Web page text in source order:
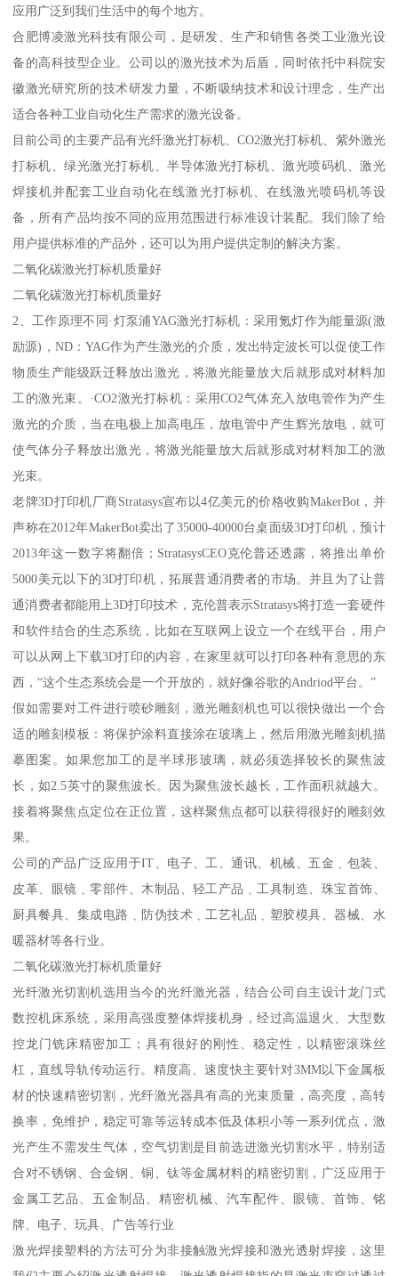
应用广泛到我们生活中的每个地方。
合肥博凌激光科技有限公司，是研发、生产和销售各类工业激光设
备的高科技型企业。公司以的激光技术为后盾，同时依托中科院安
徽激光研究所的技术研发力量，不断吸纳技术和设计理念，生产出
适合各种工业自动化生产需求的激光设备。
目前公司的主要产品有光纤激光打标机、CO2激光打标机、紫外激光
打标机、绿光激光打标机、半导体激光打标机、激光喷码机、激光
焊接机并配套工业自动化在线激光打标机、在线激光喷码机等设
备，所有产品均按不同的应用范围进行标准设计装配。我们除了给
用户提供标准的产品外，还可以为用户提供定制的解决方案。
二氧化碳激光打标机质量好
二氧化碳激光打标机质量好
2、工作原理不同·灯泵浦YAG激光打标机：采用氪灯作为能量源(激
励源)，ND：YAG作为产生激光的介质，发出特定波长可以促使工作
物质生产能级跃迁释放出激光，将激光能量放大后就形成对材料加
工的激光束。·CO2激光打标机：采用CO2气体充入放电管作为产生
激光的介质，当在电极上加高电压，放电管中产生辉光放电，就可
使气体分子释放出激光，将激光能量放大后就形成对材料加工的激
光束。
老牌3D打印机厂商Stratasys宣布以4亿美元的价格收购MakerBot，并
声称在2012年MakerBot卖出了35000-40000台桌面级3D打印机，预计
2013年这一数字将翻倍；StratasysCEO克伦普还透露，将推出单价
5000美元以下的3D打印机，拓展普通消费者的市场。并且为了让普
通消费者都能用上3D打印技术，克伦普表示Stratasys将打造一套硬件
和软件结合的生态系统，比如在互联网上设立一个在线平台，用户
可以从网上下载3D打印的内容，在家里就可以打印各种有意思的东
西，“这个生态系统会是一个开放的，就好像谷歌的Andriod平台。”
假如需要对工件进行喷砂雕刻，激光雕刻机也可以很快做出一个合
适的雕刻模板：将保护涂料直接涂在玻璃上，然后用激光雕刻机描
摹图案。如果您加工的是半球形玻璃，就必须选择较长的聚焦波
长，如2.5英寸的聚焦波长。因为聚焦波长越长，工作面积就越大。
接着将聚焦点定位在正位置，这样聚焦点都可以获得很好的雕刻效
果。
公司的产品广泛应用于IT、电子、工、通讯、机械、五金﹑包装、
皮革、眼镜﹑零部件、木制品、轻工产品﹑工具制造、珠宝首饰、
厨具餐具、集成电路﹑防伪技术﹑工艺礼品﹑塑胶模具、器械、水
暖器材等各行业。
二氧化碳激光打标机质量好
光纤激光切割机选用当今的光纤激光器，结合公司自主设计龙门式
数控机床系统，采用高强度整体焊接机身，经过高温退火、大型数
控龙门铣床精密加工；具有很好的刚性、稳定性，以精密滚珠丝
杠，直线导轨传动运行。精度高、速度快主要针对3MM以下金属板
材的快速精密切割，光纤激光器具有高的光束质量，高亮度，高转
换率，免维护，稳定可靠等运转成本低及体积小等一系列优点，激
光产生不需发生气体，空气切割是目前选进激光切割水平，特别适
合对不锈钢、合金钢、铜、钛等金属材料的精密切割，广泛应用于
金属工艺品、五金制品、精密机械、汽车配件、眼镜、首饰、铭
牌、电子、玩具、广告等行业
激光焊接塑料的方法可分为非接触激光焊接和激光透射焊接，这里